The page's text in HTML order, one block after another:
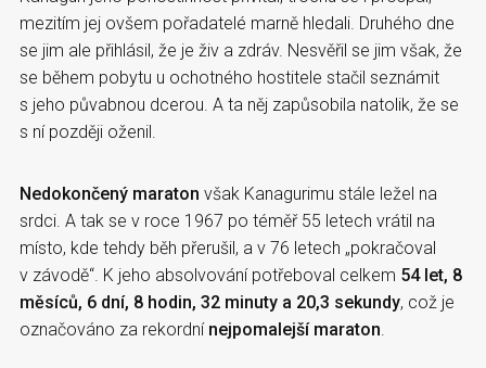
mezitím jej ovšem pořadatelé marně hledali. Druhého dne
se jim ale přihlásil, že je živ a zdráv. Nesvěřil se jim však, že
se během pobytu u ochotného hostitele stačil seznámit
s jeho půvabnou dcerou. A ta něj zapůsobila natolik, že se
s ní později oženil.
Nedokončený maraton však Kanagurimu stále ležel na
srdci. A tak se v roce 1967 po téměř 55 letech vrátil na
místo, kde tehdy běh přerušil, a v 76 letech „pokračoval
v závodě“. K jeho absolvování potřeboval celkem 54 let, 8
měsíců, 6 dní, 8 hodin, 32 minuty a 20,3 sekundy, což je
označováno za rekordní nejpomalejší maraton